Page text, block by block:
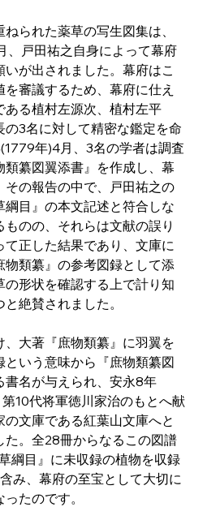
られた薬草の写生図集は、
、戸田祐之自身によって幕府
が出されました。幕府はこ
審議するため、幕府に仕え
ある植村左源次、植村左平
の3名に対して精密な鑑定を命
年)4月、3名の学者は調査
類纂図翼添書』を作成し、幕
その報告の中で、戸田祐之の
綱目』の本文記述と符合しな
のの、それらは文献の誤り
て正した結果であり、文庫に
物類纂』の参考図録として添
の形状を確認する上で計り知
絶賛されました。
、大著『庶物類纂』に羽翼を
という意味から『庶物類纂図
書名が与えられ、安永8年
10代将軍徳川家治のもとへ献
文庫である紅葉山文庫へと
た。全28冊からなるこの図譜
綱目』に未収録の植物を収録
み、幕府の至宝として大切に
たのです。